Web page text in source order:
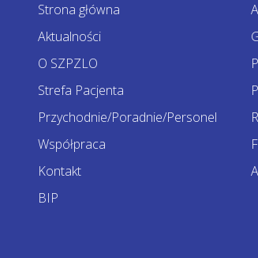
Strona główna
Aktualności
O SZPZLO
Strefa Pacjenta
Przychodnie/Poradnie/Personel
Współpraca
Kontakt
BIP